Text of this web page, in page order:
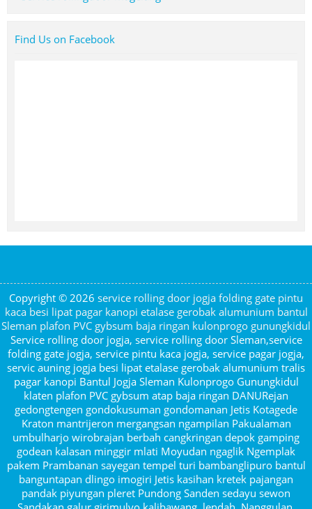
Find Us on Facebook
Copyright © 2026 service rolling door jogja folding gate pintu
kaca besi lipat pagar kanopi etalase gerobak alumunium bantul
Sleman plafon PVC gybsum baja ringan kulonprogo gunungkidul
Service rolling door jogja, service rolling door Sleman,service
folding gate jogja, service pintu kaca jogja, service pagar jogja,
servic auning jogja besi lipat etalase gerobak alumunium tralis
pagar kanopi Bantul Jogja Sleman Kulonprogo Gunungkidul
klaten plafon PVC gybsum atap baja ringan DANURejan
gedongtengen gondokusuman gondomanan Jetis Kotagede
Kraton mantrijeron mergangsan ngampilan Pakualaman
umbulharjo wirobrajan berbah cangkringan depok gamping
godean kalasan minggir mlati Moyudan ngaglik Ngemplak
pakem Prambanan sayegan tempel turi bambanglipuro bantul
banguntapan dlingo imogiri Jetis kasihan kretek pajangan
pandak piyungan pleret Pundong Sanden sedayu sewon